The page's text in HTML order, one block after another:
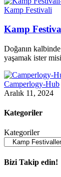
Kamp Festivali
Kamp
Doğanın
yaşamak ister
Camperlogy-Hub
Aralık 11, 2024
Kategoriler
Kategoriler
Bizi Takip edin!